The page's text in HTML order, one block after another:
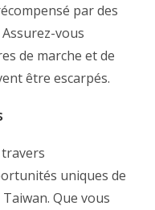
par des
vous
de marche et de
être escarpés.
uniques de
Que vous